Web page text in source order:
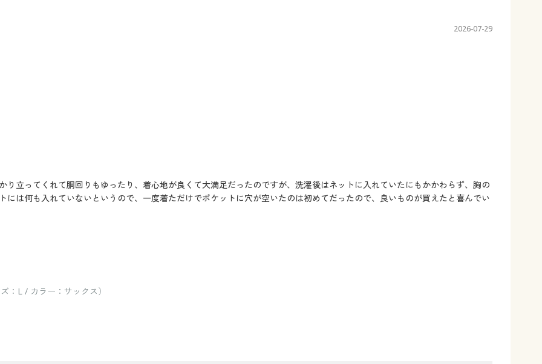
2026-07-29
立ってくれて胴回りもゆったり、着心地が良くて大満足だったのですが、洗濯後はネットに入れていたにもかかわらず、胸の
には何も入れていないというので、一度着ただけでポケットに穴が空いたのは初めてだったので、良いものが買えたと喜んでい
：L / カラー：サックス）